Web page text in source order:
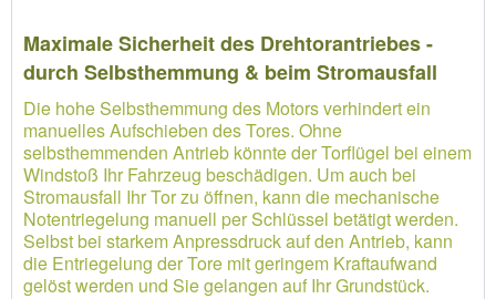
Maximale Sicherheit des Drehtorantriebes -
durch Selbsthemmung & beim Stromausfall
Die hohe Selbsthemmung des Motors verhindert ein
manuelles Aufschieben des Tores. Ohne
selbsthemmenden Antrieb könnte der Torflügel bei einem
Windstoß Ihr Fahrzeug beschädigen. Um auch bei
Stromausfall Ihr Tor zu öffnen, kann die mechanische
Notentriegelung manuell per Schlüssel betätigt werden.
Selbst bei starkem Anpressdruck auf den Antrieb, kann
die Entriegelung der Tore mit geringem Kraftaufwand
gelöst werden und Sie gelangen auf Ihr Grundstück.